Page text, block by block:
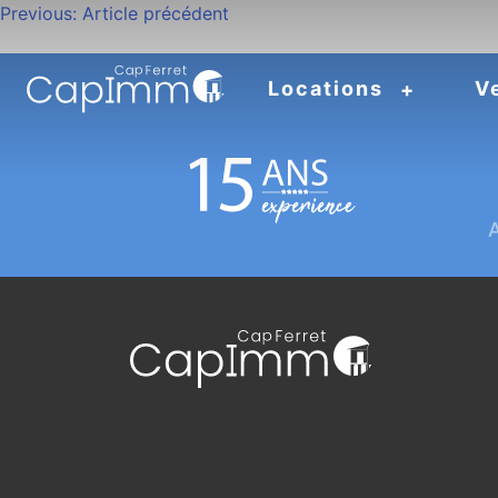
Locations
Navigation
de
l’article
Previous: Article précédent